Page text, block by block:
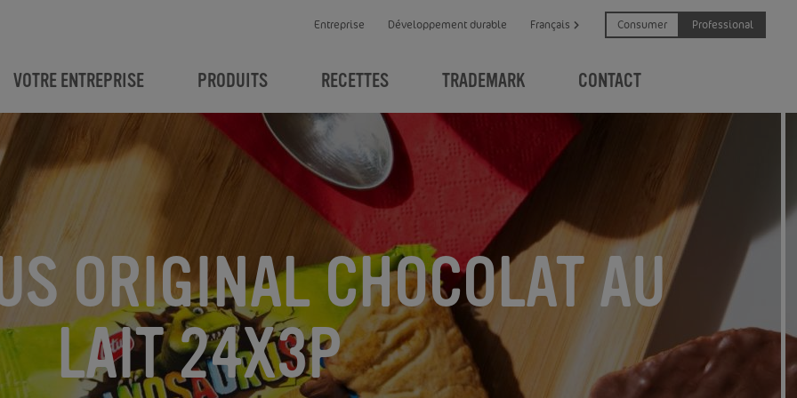
Entreprise Développement durable Français Professional
Consumer
VOTRE ENTREPRISE PRODUITS RECETTES TRADEMARK CONTACT
ORIGINAL CHOCOLAT AU
LAIT 24X3P